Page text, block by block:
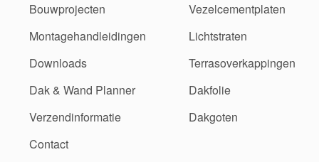
Bouwprojecten
Montagehandleidingen
Downloads
Dak & Wand Planner
Verzendinformatie
Contact
Vezelcementplaten
Lichtstraten
Terrasoverkappingen
Dakfolie
Dakgoten